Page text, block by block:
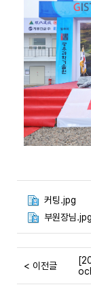
커팅.jpg
부원장님.jpg
< 이전글